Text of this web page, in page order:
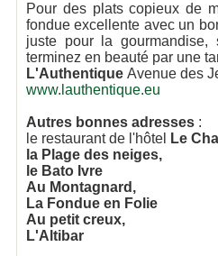
Pour des plats copieux de
fondue excellente avec un
juste pour la
terminez en beauté par une
L'Authentique Avenue des
www.lauthentique.eu
Autres bonnes adresses :
le restaurant de l'hôtel
Le
la Plage des neiges,
le Bato Ivre
Au Montagnard,
La Fondue en Folie
Au petit creux,
L'Altibar